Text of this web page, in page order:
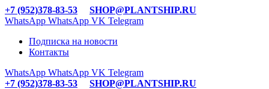
+7 (952)378-83-53
SHOP@PLANTSHIP.RU
WhatsApp WhatsApp VK Telegram
Подписка на новости
Контакты
WhatsApp WhatsApp VK Telegram
+7 (952)378-83-53
SHOP@PLANTSHIP.RU